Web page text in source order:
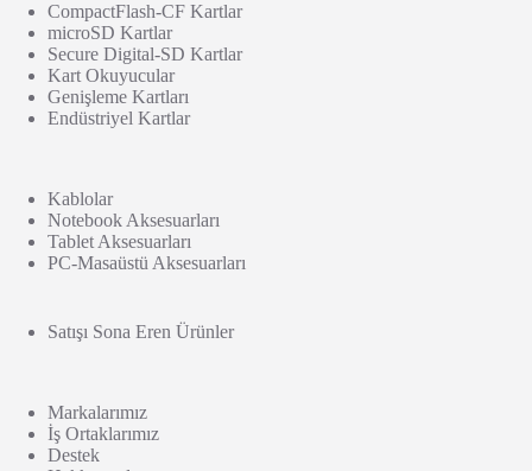
CompactFlash-CF Kartlar
microSD Kartlar
Secure Digital-SD Kartlar
Kart Okuyucular
Genişleme Kartları
Endüstriyel Kartlar
Kablolar
Notebook Aksesuarları
Tablet Aksesuarları
PC-Masaüstü Aksesuarları
Satışı Sona Eren Ürünler
Markalarımız
İş Ortaklarımız
Destek